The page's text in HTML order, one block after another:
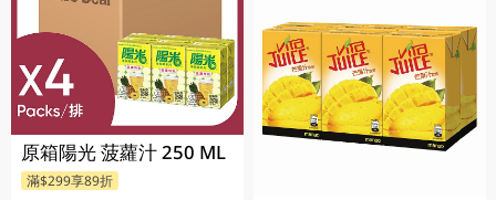
原箱陽光 菠蘿汁 250 ML
滿$299享89折